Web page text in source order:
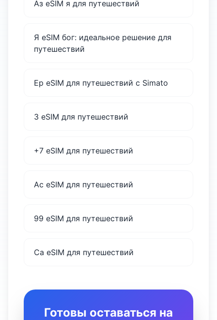
Аз eSIM я для путешествий
Я eSIM бог: идеальное решение для
путешествий
Ер eSIM для путешествий с Simato
3 eSIM для путешествий
+7 eSIM для путешествий
Ас eSIM для путешествий
99 eSIM для путешествий
Са eSIM для путешествий
Готовы оставаться на